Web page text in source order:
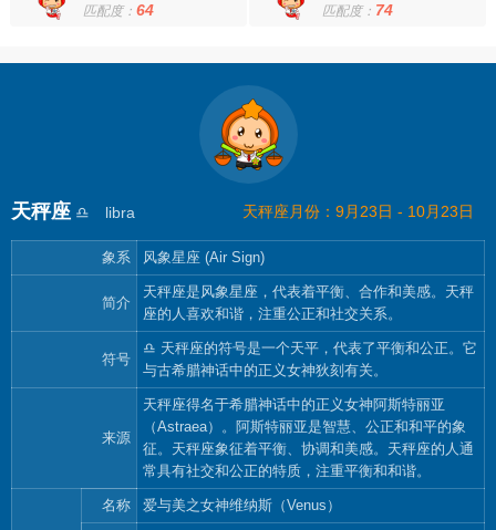
匹配度： 64 匹配度： 74
天秤座 ♎ libra 天秤座月份：9月23日 - 10月23日
象系 风象星座 (Air Sign)
简介
天秤座是风象星座，代表着平衡、合作和美感。天秤
座的人喜欢和谐，注重公正和社交关系。
符号
♎ 天秤座的符号是一个天平，代表了平衡和公正。它
与古希腊神话中的正义女神狄刻有关。
来源
天秤座得名于希腊神话中的正义女神阿斯特丽亚
（Astraea）。阿斯特丽亚是智慧、公正和和平的象
征。天秤座象征着平衡、协调和美感。天秤座的人通
常具有社交和公正的特质，注重平衡和和谐。
名称 爱与美之女神维纳斯（Venus）